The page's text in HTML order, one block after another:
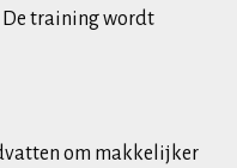
De training wordt
om makkelijker